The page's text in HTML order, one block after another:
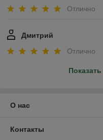
Отлично
Дмитрий
Отлично
О нас
Контакты